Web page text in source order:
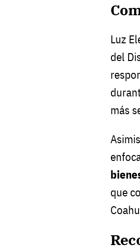
Luz
del
más
que